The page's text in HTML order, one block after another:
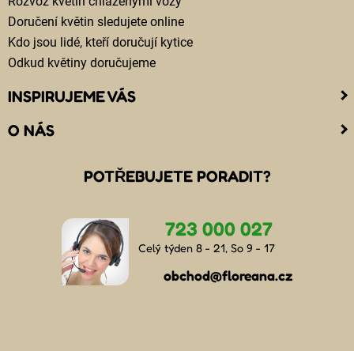
Doručení květin sledujete online
Kdo jsou lidé, kteří doručují kytice
Odkud květiny doručujeme
INSPIRUJEME VÁS
O NÁS
POTŘEBUJETE PORADIT?
723 000 027
Celý týden 8 - 21, So 9 - 17
obchod@floreana.cz